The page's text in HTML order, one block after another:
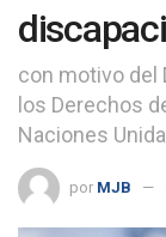
con motivo del
los Derechos
Naciones
por MJB